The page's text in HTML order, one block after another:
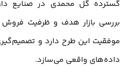
گسترده گل محمدی در صنایع
بررسی بازار هدف و ظرفیت
موفقیت این طرح دارد و
داده‌های واقعی می‌سازد.